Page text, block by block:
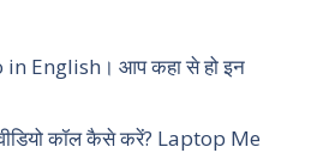
English। आप कहा से हो इन
वीडियो कॉल कैसे करें? Laptop Me